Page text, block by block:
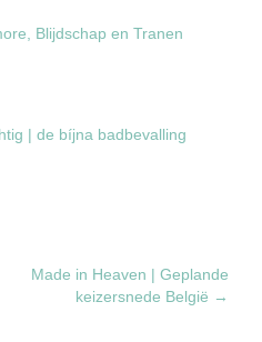
Blijdschap en Tranen
| de bíjna badbevalling
Made in Heaven | Geplande
keizersnede België →